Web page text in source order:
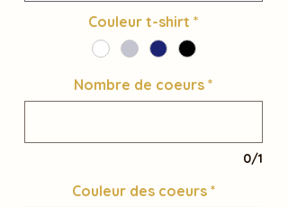
Couleur t-shirt *
Nombre de coeurs *
0/1
Couleur des coeurs *